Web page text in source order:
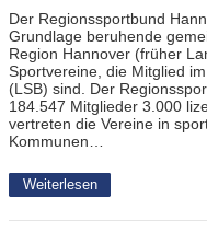
Der Regionssportbund
Grundlage beruhende
Region Hannover (früher
Sportvereine, die Mitglied
(LSB) sind. Der
184.547 Mitglieder 3.000
vertreten die Vereine in
Kommunen…
Weiterlesen